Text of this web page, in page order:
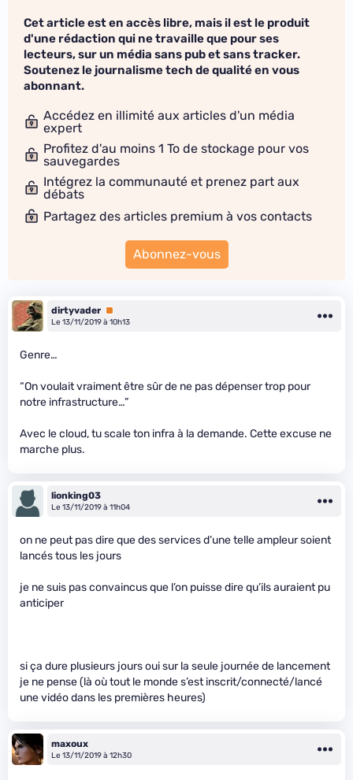
Cet article est en accès libre, mais il est le produit
d'une rédaction qui ne travaille que pour ses
lecteurs, sur un média sans pub et sans tracker.
Soutenez le journalisme tech de qualité en vous
abonnant.
Accédez en illimité aux articles d'un média
expert
Profitez d'au moins 1 To de stockage pour vos
sauvegardes
Intégrez la communauté et prenez part aux
débats
Partagez des articles premium à vos contacts
Abonnez-vous
dirtyvader Premium
Le 13/11/2019 à 10h13
Genre…
“On voulait vraiment être sûr de ne pas dépenser trop pour
notre infrastructure…”
Avec le cloud, tu scale ton infra à la demande. Cette excuse ne
marche plus.
lionking03
Le 13/11/2019 à 11h04
on ne peut pas dire que des services d’une telle ampleur soient
lancés tous les jours
je ne suis pas convaincus que l’on puisse dire qu’ils auraient pu
anticiper
si ça dure plusieurs jours oui sur la seule journée de lancement
je ne pense (là où tout le monde s’est inscrit/connecté/lancé
une vidéo dans les premières heures)
maxoux
Le 13/11/2019 à 12h30